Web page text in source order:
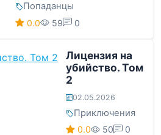
Попаданцы
0.0 59 0
Лицензия на
убийство. Том
2
02.05.2026
Приключения
0.0 50 0